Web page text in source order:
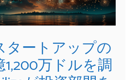
タートアップの
1,200万ドルを調